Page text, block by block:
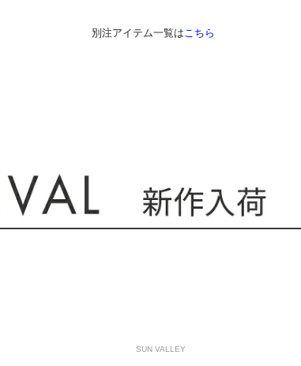
別注アイテム一覧はこちら
SUN VALLEY